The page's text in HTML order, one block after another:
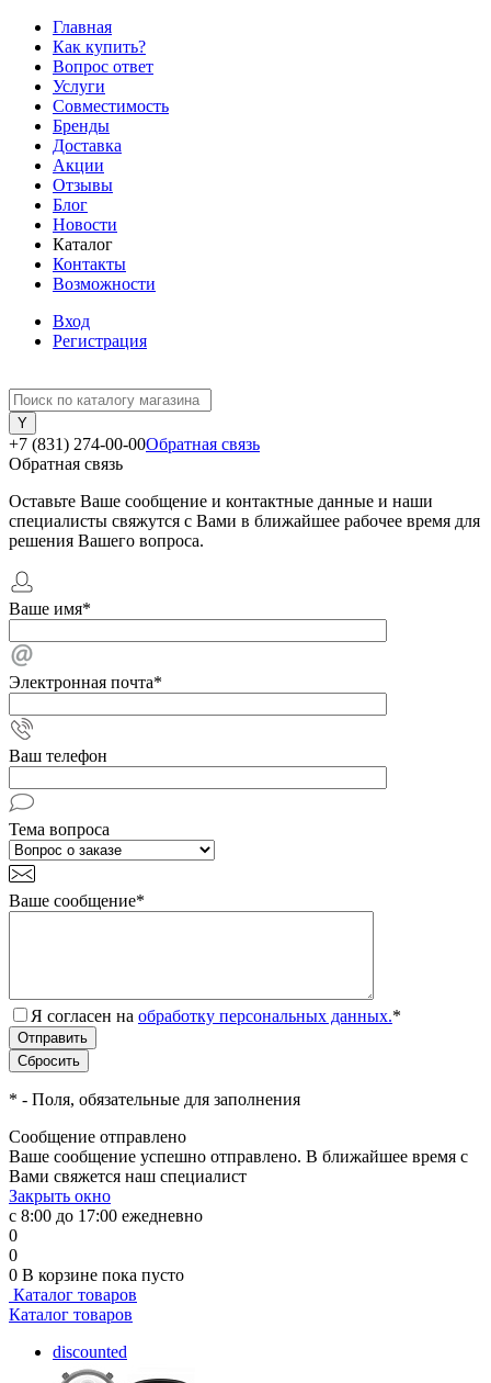
Главная
Как купить?
Вопрос ответ
Услуги
Совместимость
Бренды
Доставка
Акции
Отзывы
Блог
Новости
Каталог
Контакты
Возможности
Вход
Регистрация
+7 (831) 274-00-00Обратная связь
Обратная связь
Оставьте Ваше сообщение и контактные данные и наши
специалисты свяжутся с Вами в ближайшее рабочее время для
решения Вашего вопроса.
Ваше имя*
Электронная почта*
Ваш телефон
Тема вопроса
Ваше сообщение*
Я согласен на обработку персональных данных.*
* - Поля, обязательные для заполнения
Сообщение отправлено
Ваше сообщение успешно отправлено. В ближайшее время с
Вами свяжется наш специалист
Закрыть окно
с 8:00 до 17:00 ежедневно
0
0
0 В корзине пока пусто
Каталог товаров
Каталог товаров
discounted